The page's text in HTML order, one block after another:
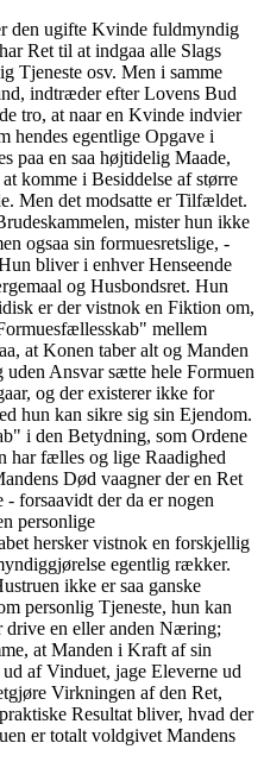
den ugifte Kvinde fuldmyndig
Ret til at indgaa alle Slags
Tjeneste osv. Men i samme
indtræder efter Lovens Bud
tro, at naar en Kvinde indvier
hendes egentlige Opgave i
paa en saa højtidelig Maade,
komme i Besiddelse af større
Men det modsatte er Tilfældet.
mister hun ikke
ogsaa sin formuesretslige, -
bliver i enhver Henseende
og Husbondsret. Hun
er der vistnok en Fiktion om,
mellem
at Konen taber alt og Manden
Ansvar sætte hele Formuen
og der existerer ikke for
hun kan sikre sig sin Ejendom.
i den Betydning, som Ordene
har fælles og lige Raadighed
Død vaagner der en Ret
forsaavidt der da er nogen
personlige
hersker vistnok en forskjellig
egentlig rækker.
ikke er saa ganske
personlig Tjeneste, hun kan
drive en eller anden Næring;
at Manden i Kraft af sin
af Vinduet, jage Eleverne ud
Virkningen af den Ret,
Resultat bliver, hvad der
er totalt voldgivet Mandens